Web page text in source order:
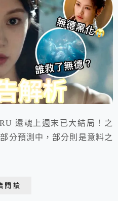
還魂上週末已大結局！之
分預測中，部分則是意料之
閱讀